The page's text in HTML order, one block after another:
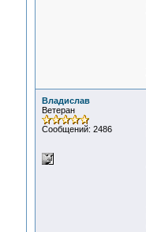
Владислав
Ветеран
Сообщений: 2486